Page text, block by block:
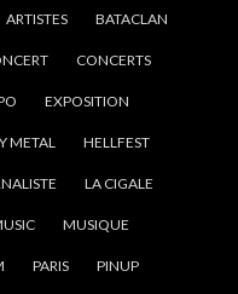
ARTISTES BATACLAN
CONCERTS
EXPOSITION
METAL HELLFEST
LA CIGALE
MUSIQUE
PARIS PINUP